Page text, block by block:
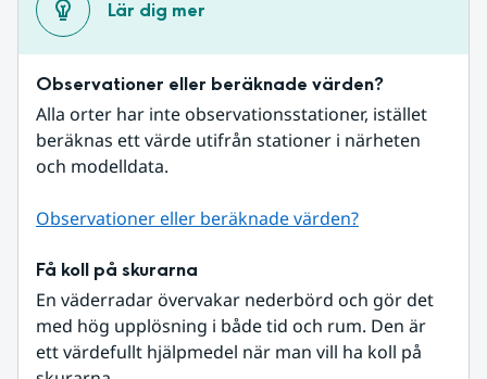
Lär dig mer
Observationer eller beräknade värden?
Alla orter har inte observationsstationer, istället
beräknas ett värde utifrån stationer i närheten
och modelldata.
Observationer eller beräknade värden?
Få koll på skurarna
En väderradar övervakar nederbörd och gör det
med hög upplösning i både tid och rum. Den är
ett värdefullt hjälpmedel när man vill ha koll på